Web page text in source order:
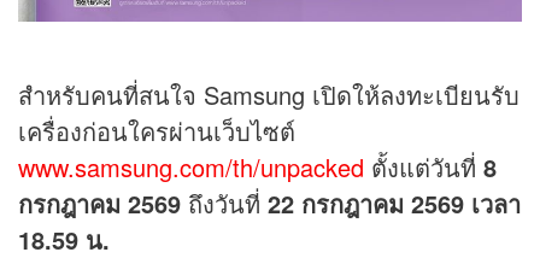
สำหรับคนที่สนใจ Samsung เปิดให้ลงทะเบียนรับ
เครื่องก่อนใครผ่านเว็บไซต์
www.samsung.com/th/unpacked ตั้งแต่วันที่ 8
กรกฎาคม 2569 ถึงวันที่ 22 กรกฎาคม 2569 เวลา
18.59 น.